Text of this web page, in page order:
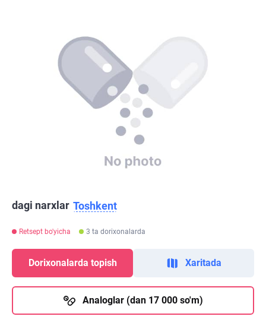
dagi narxlar Toshkent
Retsept bo'yicha 3 ta dorixonalarda
Dorixonalarda topish Xaritada
Analoglar (dan 17 000 so'm)